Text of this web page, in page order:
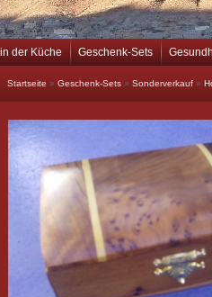
der Küche Geschenk-Sets
Startseite » Geschenk-Sets » Sonderverkauf »